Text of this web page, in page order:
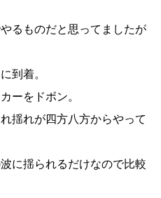
るものだと思ってましたが
到着。
ーをドボン。
揺れが四方八方からやって
に揺られるだけなので比較